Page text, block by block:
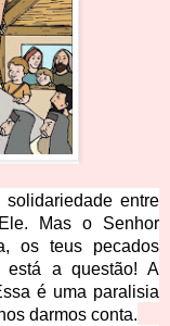
entre
Mas o Senhor
os teus pecados
está a questão! A
é uma paralisia
darmos conta.